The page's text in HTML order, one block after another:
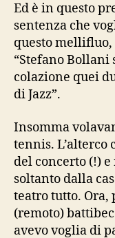
Ed è in questo
sentenza che
questo
“Stefano Bollani
colazione quei
di Jazz”.
Insomma
tennis.
del concerto (!)
soltanto dalla
teatro tutto. Ora,
(remoto)
avevo voglia di